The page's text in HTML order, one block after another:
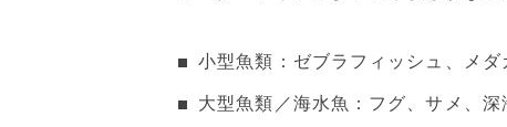
小型魚類：ゼブラフィッシュ、メダ
大型魚類／海水魚：フグ、サメ、深